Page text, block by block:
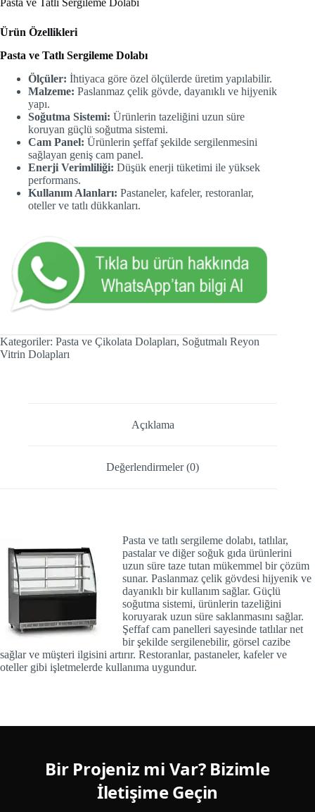
Pasta ve Tatlı Sergileme Dolabı
Ürün Özellikleri
Pasta ve Tatlı Sergileme Dolabı
Ölçüler: İhtiyaca göre özel ölçülerde üretim yapılabilir.
Malzeme: Paslanmaz çelik gövde, dayanıklı ve hijyenik
yapı.
Soğutma Sistemi: Ürünlerin tazeliğini uzun süre
koruyan güçlü soğutma sistemi.
Cam Panel: Ürünlerin şeffaf şekilde sergilenmesini
sağlayan geniş cam panel.
Enerji Verimliliği: Düşük enerji tüketimi ile yüksek
performans.
Kullanım Alanları: Pastaneler, kafeler, restoranlar,
oteller ve tatlı dükkanları.
Kategoriler: Pasta ve Çikolata Dolapları, Soğutmalı Reyon
Vitrin Dolapları
Açıklama
Değerlendirmeler (0)
Pasta ve tatlı sergileme dolabı, tatlılar,
pastalar ve diğer soğuk gıda ürünlerini
uzun süre taze tutan mükemmel bir çözüm
sunar. Paslanmaz çelik gövdesi hijyenik ve
dayanıklı bir kullanım sağlar. Güçlü
soğutma sistemi, ürünlerin tazeliğini
koruyarak uzun süre saklanmasını sağlar.
Şeffaf cam panelleri sayesinde tatlılar net
bir şekilde sergilenebilir, görsel cazibe
sağlar ve müşteri ilgisini artırır. Restoranlar, pastaneler, kafeler ve
oteller gibi işletmelerde kullanıma uygundur.
Bir Projeniz mi Var? Bizimle
İletişime Geçin